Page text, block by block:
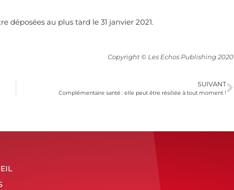
au plus tard le 31 janvier 2021.
Copyright © Les Echos Publishing 2020
SUIVANT
Complémentaire santé : elle peut être résiliée à tout moment !